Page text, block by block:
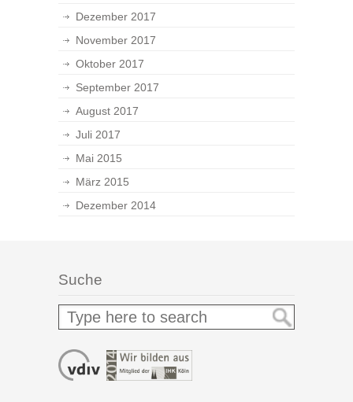
Dezember 2017
November 2017
Oktober 2017
September 2017
August 2017
Juli 2017
Mai 2015
März 2015
Dezember 2014
Suche